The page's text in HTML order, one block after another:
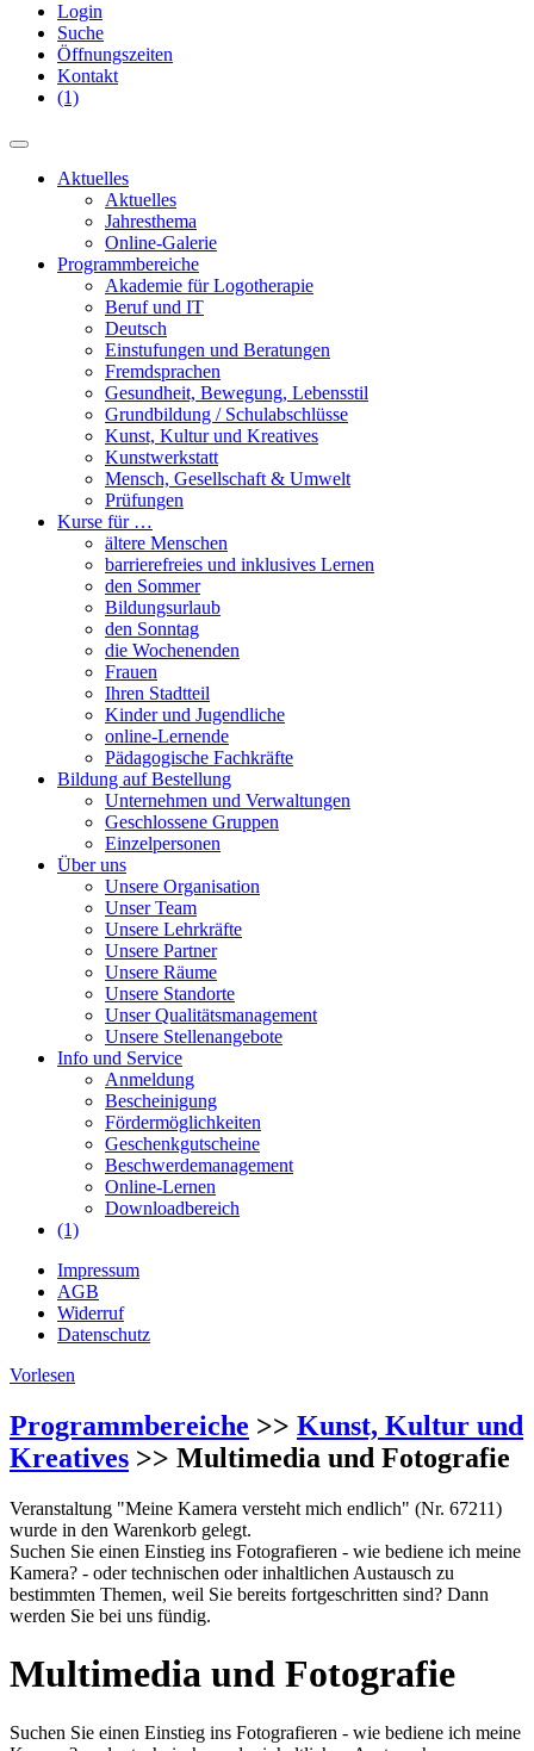
Login
Suche
Öffnungszeiten
Kontakt
(1)
Aktuelles
Aktuelles
Jahresthema
Online-Galerie
Programmbereiche
Akademie für Logotherapie
Beruf und IT
Deutsch
Einstufungen und Beratungen
Fremdsprachen
Gesundheit, Bewegung, Lebensstil
Grundbildung / Schulabschlüsse
Kunst, Kultur und Kreatives
Kunstwerkstatt
Mensch, Gesellschaft & Umwelt
Prüfungen
Kurse für …
ältere Menschen
barrierefreies und inklusives Lernen
den Sommer
Bildungsurlaub
den Sonntag
die Wochenenden
Frauen
Ihren Stadtteil
Kinder und Jugendliche
online-Lernende
Pädagogische Fachkräfte
Bildung auf Bestellung
Unternehmen und Verwaltungen
Geschlossene Gruppen
Einzelpersonen
Über uns
Unsere Organisation
Unser Team
Unsere Lehrkräfte
Unsere Partner
Unsere Räume
Unsere Standorte
Unser Qualitätsmanagement
Unsere Stellenangebote
Info und Service
Anmeldung
Bescheinigung
Fördermöglichkeiten
Geschenkgutscheine
Beschwerdemanagement
Online-Lernen
Downloadbereich
(1)
Impressum
AGB
Widerruf
Datenschutz
Vorlesen
Programmbereiche >> Kunst, Kultur und
Kreatives >> Multimedia und Fotografie
Veranstaltung "Meine Kamera versteht mich endlich" (Nr. 67211)
wurde in den Warenkorb gelegt.
Suchen Sie einen Einstieg ins Fotografieren - wie bediene ich meine
Kamera? - oder technischen oder inhaltlichen Austausch zu
bestimmten Themen, weil Sie bereits fortgeschritten sind? Dann
werden Sie bei uns fündig.
Multimedia und Fotografie
Suchen Sie einen Einstieg ins Fotografieren - wie bediene ich meine